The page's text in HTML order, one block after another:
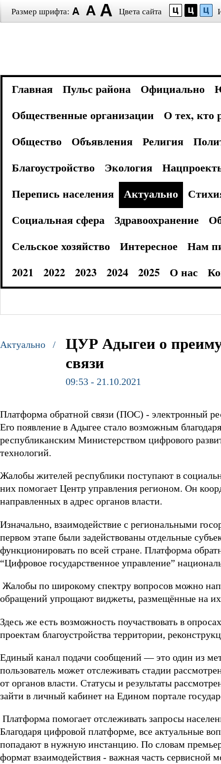
Размер шрифта: Цвета сайта
Главная Пульс района Официально
Общественные организации
О тех, кто
Общество
Объявления Религия
Благоустройство
Экология
Перепись населения
Актуально
Социальная сфера
Здравоохранение
Сельское хозяйство
Интересное
Нам
2021
2022 2023 2024 2025 О нас
Актуально /
ЦУР Адыгеи о
связи
09:53 - 21.10.2021
Платформа обратной связи (ПОС) - электронный
Его появление в Адыгее стало возможным
республиканским Министерством цифрового
технологий.
Жалобы жителей республики поступают в
них помогает Центр управления регионом. Он
направленных в адрес органов власти.
Изначально, взаимодействие с региональными
первом этапе были задействованы отдельные
функционировать по всей стране. Платформа
“Цифровое государственное управление”
Жалобы по широкому спектру вопросов можно
обращений упрощают виджеты, размещённые на
Здесь же есть возможность поучаствовать в
проектам благоустройства территории,
Единый канал подачи сообщений — это один из
пользователь может отслеживать стадии
от органов власти. Статусы и результаты
зайти в личный кабинет на Едином портале
Платформа помогает отслеживать запросы
Благодаря цифровой платформе, все актуальные
попадают в нужную инстанцию. По словам
формат взаимодействия - важная часть сервисной